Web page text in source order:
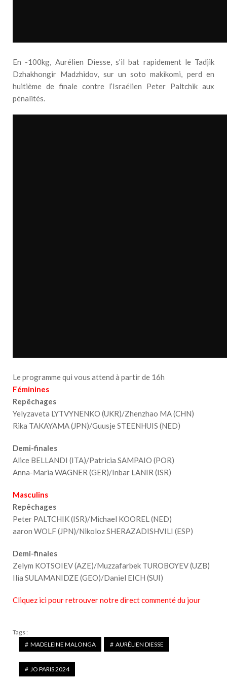
En -100kg, Aurélien Diesse, s’il bat rapidement le Tadjik
Dzhakhongir Madzhidov, sur un soto makikomi, perd en
huitième de finale contre l’Israélien Peter Paltchik aux
pénalités.
Le programme qui vous attend à partir de 16h
Féminines
Repêchages
Yelyzaveta LYTVYNENKO (UKR)/Zhenzhao MA (CHN)
Rika TAKAYAMA (JPN)/Guusje STEENHUIS (NED)
Demi-finales
Alice BELLANDI (ITA)/Patricia SAMPAIO (POR)
Anna-Maria WAGNER (GER)/Inbar LANIR (ISR)
Masculins
Repêchages
Peter PALTCHIK (ISR)/Michael KOOREL (NED)
aaron WOLF (JPN)/Nikoloz SHERAZADISHVILI (ESP)
Demi-finales
Zelym KOTSOIEV (AZE)/Muzzafarbek TUROBOYEV (UZB)
Ilia SULAMANIDZE (GEO)/Daniel EICH (SUI)
Cliquez ici pour retrouver notre direct commenté du jour
Tags :
MADELEINE MALONGA
AURÉLIEN DIESSE
JO PARIS 2024